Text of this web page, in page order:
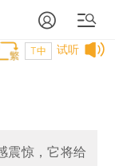
试听
T中
震惊，它将给